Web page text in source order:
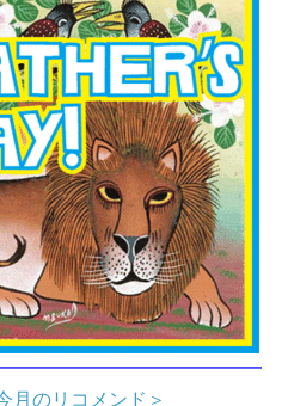
月のリコメンド＞